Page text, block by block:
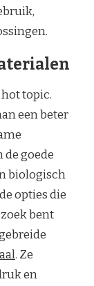
topic.
een beter
goede
biologisch
opties die
bent
. Ze
en